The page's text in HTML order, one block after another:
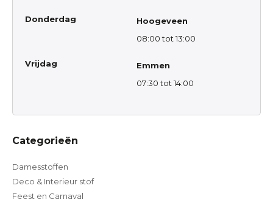
Donderdag
Hoogeveen
08:00 tot 13:00
Vrijdag
Emmen
07:30 tot 14:00
Categorieën
Damesstoffen
Deco & Interieur stof
Feest en Carnaval